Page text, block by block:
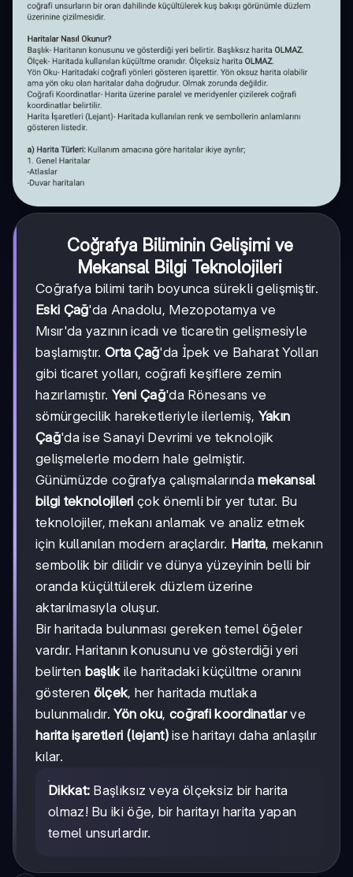
Coğrafya Biliminin Gelişimi ve
Mekansal Bilgi Teknolojileri
Coğrafya bilimi tarih boyunca sürekli gelişmiştir.
Eski Çağ'da Anadolu, Mezopotamya ve
Mısır'da yazının icadı ve ticaretin gelişmesiyle
başlamıştır. Orta Çağ'da İpek ve Baharat Yolları
gibi ticaret yolları, coğrafi keşiflere zemin
hazırlamıştır. Yeni Çağ'da Rönesans ve
sömürgecilik hareketleriyle ilerlemiş, Yakın
Çağ'da ise Sanayi Devrimi ve teknolojik
gelişmelerle modern hale gelmiştir.
Günümüzde coğrafya çalışmalarındamekansal
bilgi teknolojileri çok önemli bir yer tutar. Bu
teknolojiler, mekanı anlamak ve analiz etmek
için kullanılan modern araçlardır. Harita, mekanın
sembolik bir dilidir ve dünya yüzeyinin belli bir
oranda küçültülerek düzlem üzerine
aktarılmasıyla oluşur.
Bir haritada bulunması gereken temel öğeler
vardır. Haritanın konusunu ve gösterdiği yeri
belirten başlık ile haritadaki küçültme oranını
gösteren ölçek, her haritada mutlaka
bulunmalıdır.Yön oku, coğrafi koordinatlarve
harita işaretleri (lejant)ise haritayı daha anlaşılır
kılar.
Dikkat: Başlıksız veya ölçeksiz bir harita
olmaz! Bu iki öğe, bir haritayı harita yapan
temel unsurlardır.